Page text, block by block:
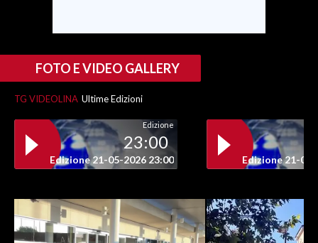
#CARAUNIONE
INSULARITÀ
ABBONATI
ANNUNCI
FOTO E VIDEO GALLERY
TG VIDEOLINA Ultime Edizioni
Edizione
23:00
Edizione 21-05-2026 23:00 Edizione 21-05-